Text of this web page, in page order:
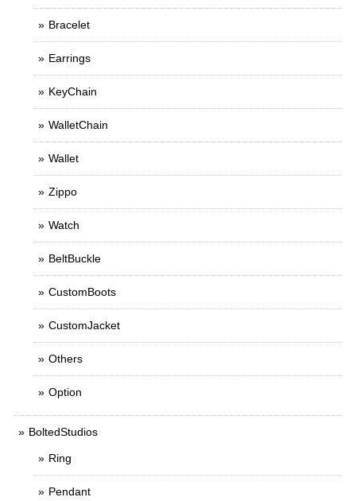
Bracelet
Earrings
KeyChain
WalletChain
Wallet
Zippo
Watch
BeltBuckle
CustomBoots
CustomJacket
Others
Option
BoltedStudios
Ring
Pendant